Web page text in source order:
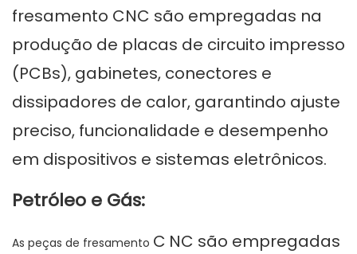
fresamento CNC são empregadas na
produção de placas de circuito impresso
(PCBs), gabinetes, conectores e
dissipadores de calor, garantindo ajuste
preciso, funcionalidade e desempenho
em dispositivos e sistemas eletrônicos.
Petróleo e Gás:
As peças de fresamento C NC são empregadas